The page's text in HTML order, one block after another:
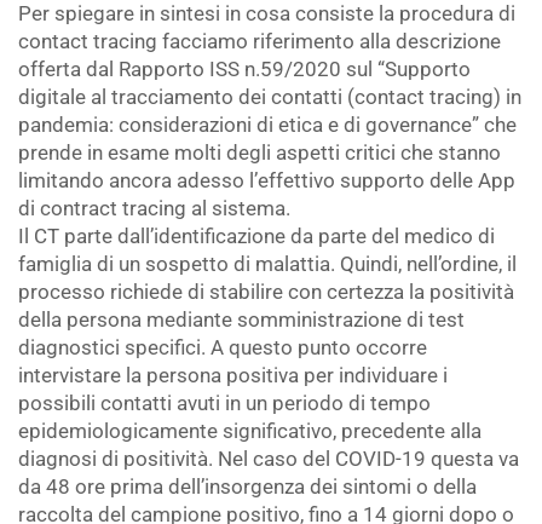
Per spiegare in sintesi in cosa consiste la procedura di
contact tracing facciamo riferimento alla descrizione
offerta dal Rapporto ISS n.59/2020 sul “Supporto
digitale al tracciamento dei contatti (contact tracing) in
pandemia: considerazioni di etica e di governance” che
prende in esame molti degli aspetti critici che stanno
limitando ancora adesso l’effettivo supporto delle App
di contract tracing al sistema.
Il CT parte dall’identificazione da parte del medico di
famiglia di un sospetto di malattia. Quindi, nell’ordine, il
processo richiede di stabilire con certezza la positività
della persona mediante somministrazione di test
diagnostici specifici. A questo punto occorre
intervistare la persona positiva per individuare i
possibili contatti avuti in un periodo di tempo
epidemiologicamente significativo, precedente alla
diagnosi di positività. Nel caso del COVID-19 questa va
da 48 ore prima dell’insorgenza dei sintomi o della
raccolta del campione positivo, fino a 14 giorni dopo o